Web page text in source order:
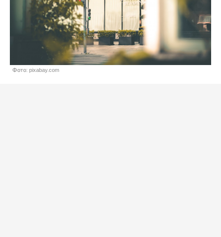
Фото: pixabay.com